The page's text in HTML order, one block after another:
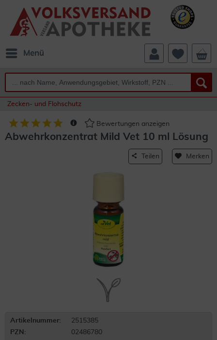
Menü
Zecken- und Flohschutz
Bewertungen anzeigen
Abwehrkonzentrat Mild Vet 10 ml Lösung
Teilen Merken
Artikelnummer:
2515385
PZN:
02486780